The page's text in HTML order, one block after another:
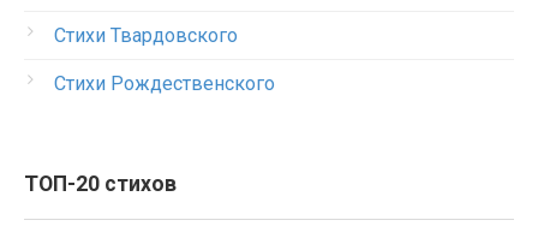
Стихи Твардовского
Стихи Рождественского
ТОП-20 стихов